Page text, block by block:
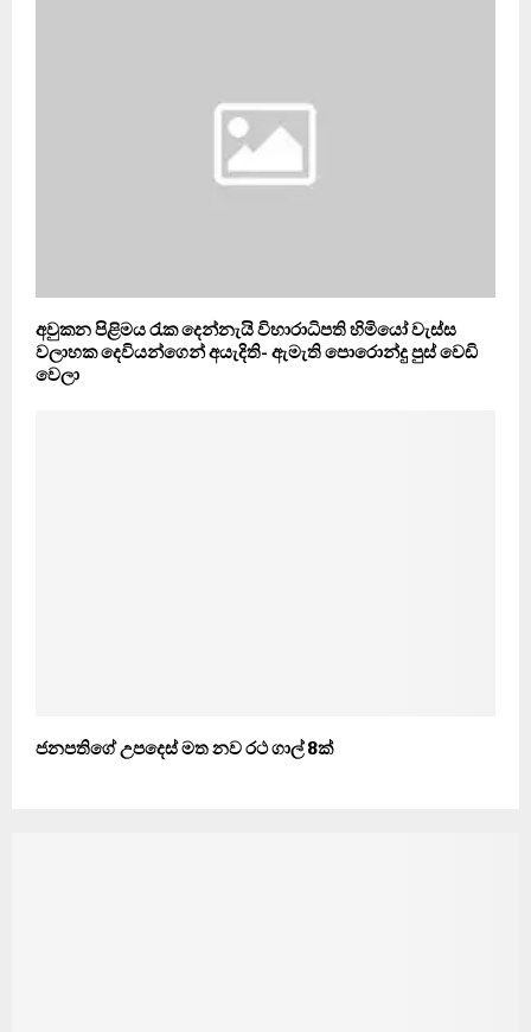
අවුකන පිළිමය රැක දෙන්නැයි විහාරාධිපති හිමියෝ වැස්ස
වලාහක දෙවියන්ගෙන් අයැදිති- ඇමැති පොරොන්දු පුස් වෙඩි
වෙලා
ජනපතිගේ උපදෙස් මත නව රථ ගාල් 8ක්